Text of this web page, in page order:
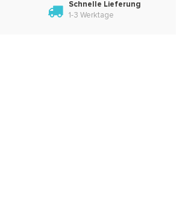
Schnelle Lieferung
1-3 Werktage